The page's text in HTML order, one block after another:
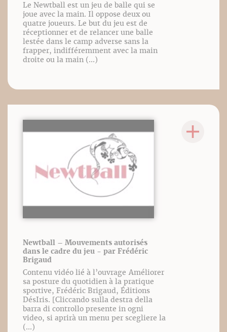
Le Newtball est un jeu de balle qui se
joue avec la main. Il oppose deux ou
quatre joueurs. Le but du jeu est de
réceptionner et de relancer une balle
lestée dans le camp adverse sans la
frapper, indifféremment avec la main
droite ou la main (...)
Newtball – Mouvements autorisés
dans le cadre du jeu - par Frédéric
Brigaud
Contenu vidéo lié à l’ouvrage Améliorer
sa posture du quotidien à la pratique
sportive, Frédéric Brigaud, Éditions
DésIris. [Cliccando sulla destra della
barra di controllo presente in ogni
video, si aprirà un menu per scegliere la
(...)